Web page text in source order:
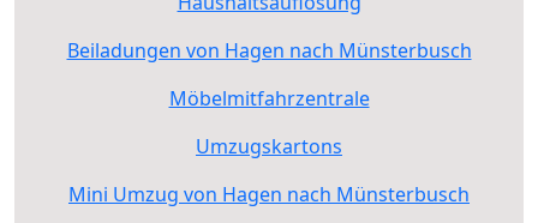
Beiladungen von Hagen nach Münsterbusch
Möbelmitfahrzentrale
Umzugskartons
Mini Umzug von Hagen nach Münsterbusch